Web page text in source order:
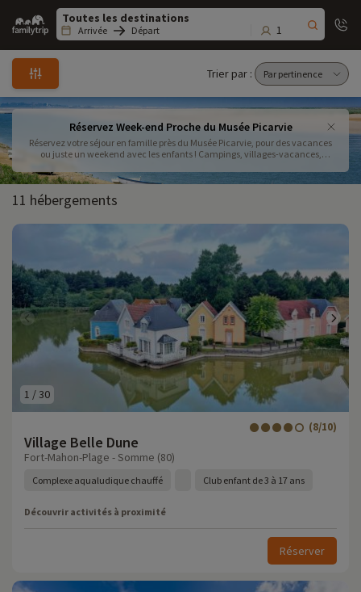
Family
trip
Arrivée Départ 1
Trier par :
Réservez Week-end Proche du Musée Picarvie
Réservez votre séjour en famille près du Musée Picarvie, pour des vacances
ou juste un weekend avec les enfants ! Campings, villages-vacances,
hébergements familiaux à proximité du Musée Picarvie dans la Baie de
Somme. Associez à votre séjour les billets d'entrées au musée pour un
fabuleux voyage dans le temps en famille.
11 hébergements
1 /30
Village Belle Dune
(8/10)
Fort-Mahon-Plage - Somme (80)
Complexe aqualudique chauffé Club enfant de 3 à 17 ans
Découvrir activités à proximité
Réserver